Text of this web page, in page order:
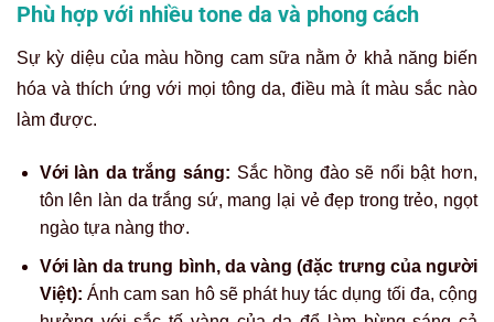
Phù hợp với nhiều tone da và phong cách
Sự kỳ diệu của màu hồng cam sữa nằm ở khả năng biến
hóa và thích ứng với mọi tông da, điều mà ít màu sắc nào
làm được.
Với làn da trắng sáng: Sắc hồng đào sẽ nổi bật hơn,
tôn lên làn da trắng sứ, mang lại vẻ đẹp trong trẻo, ngọt
ngào tựa nàng thơ.
Với làn da trung bình, da vàng (đặc trưng của người
Việt): Ánh cam san hô sẽ phát huy tác dụng tối đa, cộng